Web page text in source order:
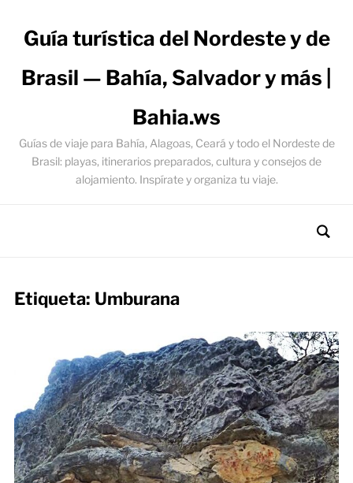
Guía turística del Nordeste y de
Brasil — Bahía, Salvador y más |
Bahia.ws
Guías de viaje para Bahía, Alagoas, Ceará y todo el Nordeste de
Brasil: playas, itinerarios preparados, cultura y consejos de
alojamiento. Inspírate y organiza tu viaje.
Etiqueta: Umburana